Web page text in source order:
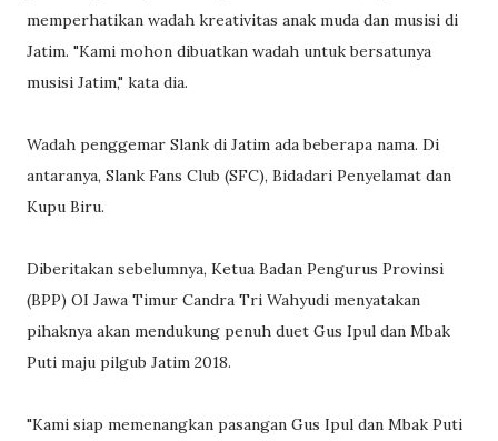
memperhatikan wadah kreativitas anak muda dan musisi di
Jatim. "Kami mohon dibuatkan wadah untuk bersatunya
musisi Jatim," kata dia.
Wadah penggemar Slank di Jatim ada beberapa nama. Di
antaranya, Slank Fans Club (SFC), Bidadari Penyelamat dan
Kupu Biru.
Diberitakan sebelumnya, Ketua Badan Pengurus Provinsi
(BPP) OI Jawa Timur Candra Tri Wahyudi menyatakan
pihaknya akan mendukung penuh duet Gus Ipul dan Mbak
Puti maju pilgub Jatim 2018.
"Kami siap memenangkan pasangan Gus Ipul dan Mbak Puti